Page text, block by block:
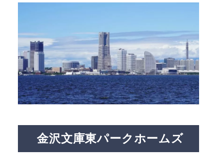
金沢文庫東パークホームズ